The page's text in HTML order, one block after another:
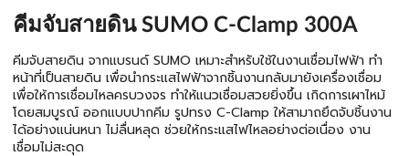
คีมจับสายดิน SUMO C-Clamp 300A
คีมจับสายดิน จากแบรนด์ SUMO เหมาะสำหรับใช้ในงานเชื่อมไฟฟ้า ทำ
หน้าที่เป็นสายดิน เพื่อนำกระแสไฟฟ้าจากชิ้นงานกลับมายังเครื่องเชื่อม
เพื่อให้การเชื่อมไหลครบวงจร ทำให้แนวเชื่อมสวยยิ่งขึ้น เกิดการเผาไหม้
โดยสมบูรณ์ ออกแบบปากคีม รูปทรง C-Clamp ให้สามาถยึดจับชิ้นงาน
ได้อย่างแน่นหนา ไม่ลื่นหลุด ช่วยให้กระแสไฟไหลอย่างต่อเนื่อง งาน
เชื่อมไม่สะดุด